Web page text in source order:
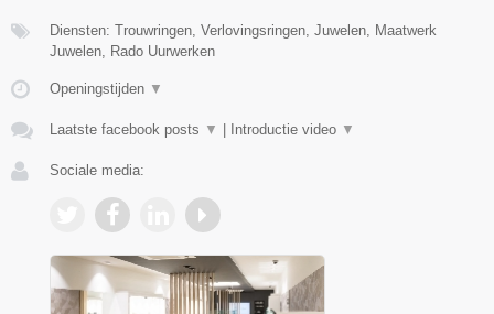
Diensten: Trouwringen, Verlovingsringen, Juwelen, Maatwerk
Juwelen, Rado Uurwerken
Openingstijden ▼
Laatste facebook posts ▼ Introductie video ▼
Sociale media: